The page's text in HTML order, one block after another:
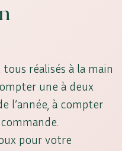
réalisés à la main
une à deux
l’année, à compter
pour votre